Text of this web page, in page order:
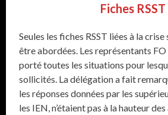
Fiches RSST
Seules les fiches RSST liées à la
être abordées. Les représentants
porté toutes les situations pour
sollicités. La délégation a fait
les réponses données par les
les IEN, n’étaient pas à la hauteur